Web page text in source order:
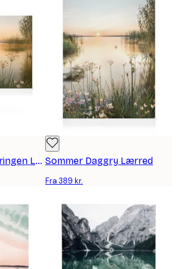
Blomstring i skumringen Lærred Sommer Daggry Lærred
Fra 389 kr.